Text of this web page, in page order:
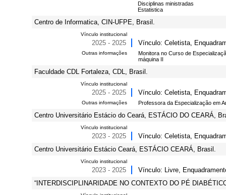
Disciplinas ministradas
Estatistica
Centro de Informatica, CIN-UFPE, Brasil.
Vínculo institucional
2025 - 2025 Vínculo: Celetista,
Outras informações
Monitora no Curso de
máquina II
Faculdade CDL Fortaleza, CDL, Brasil.
Vínculo institucional
2025 - 2025 Vínculo: Celetista,
Outras informações Professora da Especialização em
Centro Universitário Estácio do Ceará, ESTÁCIO DO CEARÁ,
Vínculo institucional
2023 - 2025
Vínculo: Celetista,
Centro Universitário Estácio Ceará, ESTÁCIO CEARÁ, Brasil.
Vínculo institucional
2023 - 2025
Vínculo: Livre,
“INTERDISCIPLINARIDADE NO CONTEXTO DO PÉ